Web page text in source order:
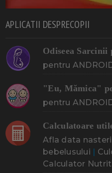
APLICATII DESPRECOPII
Odiseea Sarcinii
pentru
"Eu, Mămica"
pentru
Calculatoare
Afla data
bebelusului |
Calculator